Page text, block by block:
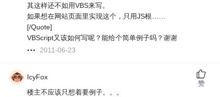
其这样还不如用VBS来写。
如果想在网站页面里实现这个，只用JS根……
[/Quote]
VBScript又该如何写呢？能给个简单例子吗？谢谢
2011-06-23
IcyFox
楼主不应该只想着要例子。。。
赞